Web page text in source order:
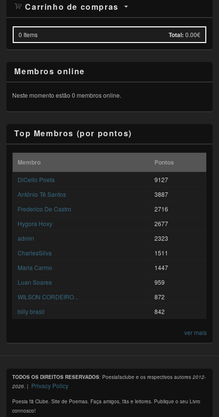
Carrinho de compras
0 Items Total: 0.00€
Membros online
Neste momento estão 0 membros online.
Top Membros (por pontos)
Membro Pontos
DiCello Poeta
9127
António Tê Santos
3887
Frederico De Castro
2716
Hygora Hoxy
2677
admin
2323
CharlesSilva
1511
Maria Carmo
1447
Luan Soares
959
WILSON CORDEIRO...
872
billy brasil
842
ver mais
TODOS OS DIREITOS RESERVADOS: Poesiafaclube e os respectivos autores2012-
2026 . | Privacy Policy
Poesia fã Clube. Site de Poemas. Faça amigos, fãs e leitores. Publique o seu Livro
connosco!